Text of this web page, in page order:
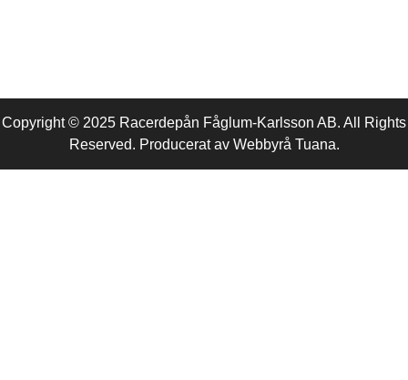
Copyright © 2025 Racerdepån Fåglum-Karlsson AB. All Rights
Reserved. Producerat av Webbyrå Tuana.​